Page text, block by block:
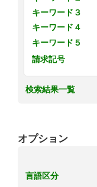
キーワード３
キーワード４
キーワード５
請求記号
検索結果一覧
オプション
言語区分